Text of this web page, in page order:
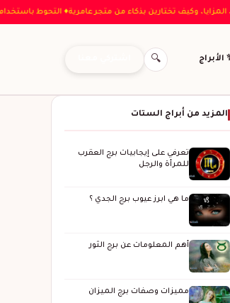
الأنواع، المزايا، وكيف تختارين بذكاء من متجر عامرية♦
الأبراج 🔍
المزيد من أبراج الستات
تعرفي على إيجابيات برج العقرب
للمرأة والرجل
ما هي ابرز عيوب برج الجدي ؟
أهم المعلومات عن برج الثور
مميزات وصفات برج الميزان